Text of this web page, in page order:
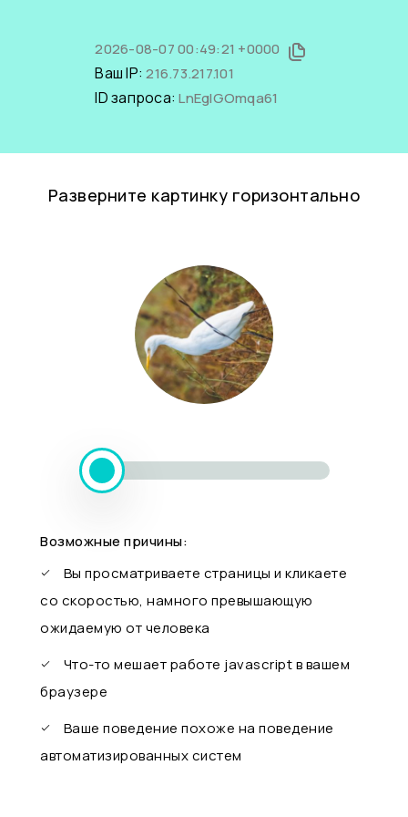
2026-08-07 00:49:21 +0000
Ваш IP:216.73.217.101
ID запроса:LnEglGOmqa61
Разверните картинку горизонтально
Возможные причины:
Вы просматриваете страницы и кликаете
со скоростью, намного превышающую
ожидаемую от человека
Что-то мешает работе javascript в вашем
браузере
Ваше поведение похоже на поведение
автоматизированных систем